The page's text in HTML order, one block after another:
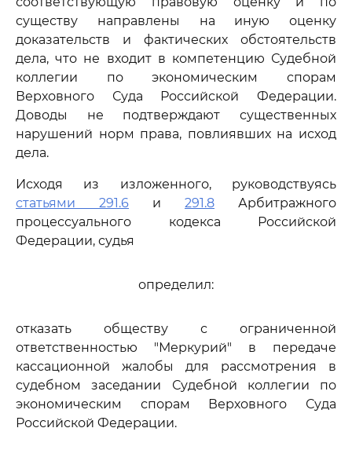
существу направлены на иную оценку
доказательств и фактических обстоятельств
дела, что не входит в компетенцию Судебной
коллегии по экономическим спорам
Верховного Суда Российской Федерации.
Доводы не подтверждают существенных
нарушений норм права, повлиявших на исход
дела.
Исходя из изложенного, руководствуясь
статьями 291.6 и 291.8 Арбитражного
процессуального кодекса Российской
Федерации, судья
определил:
отказать обществу с ограниченной
ответственностью "Меркурий" в передаче
кассационной жалобы для рассмотрения в
судебном заседании Судебной коллегии по
экономическим спорам Верховного Суда
Российской Федерации.